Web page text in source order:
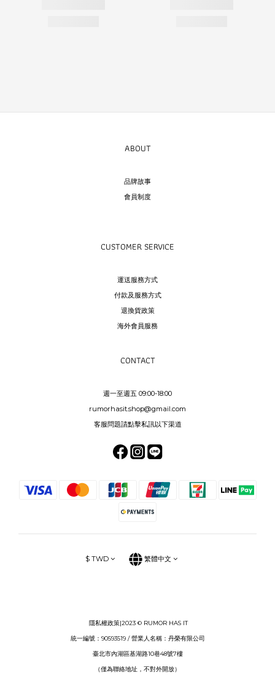
ABOUT
品牌故事
會員制度
CUSTOMER SERVICE
運送服務方式
付款及服務方式
退換貨政策
海外會員服務
CONTACT
週一至週五 09:00-18:00
rumorhasit.shop@gmail.com
客服問題請點擊私訊以下渠道
$ TWD 繁體中文
隱私權政策|2023 © RUMOR HAS IT
統一編號：90593519 / 營業人名稱：丹榮有限公司
臺北市內湖區基湖路10巷48號7樓
（僅為聯絡地址，不對外開放）